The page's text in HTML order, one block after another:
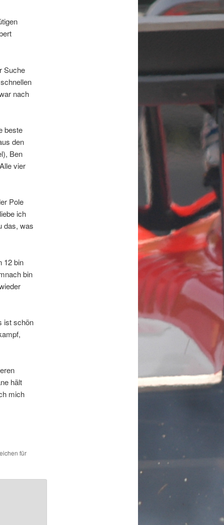
Suche
nach
beste
den
Ben
vier
Pole
ich
das, was
12 bin
bin
ist schön
hält
mich
für